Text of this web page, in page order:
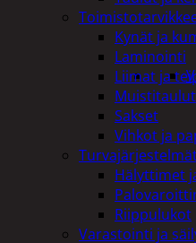
Kynät ja
Laminointi
Liimat ja
Sakset
Vihkot ja
Hälyttimet
Riippulukot
Varastointi ja